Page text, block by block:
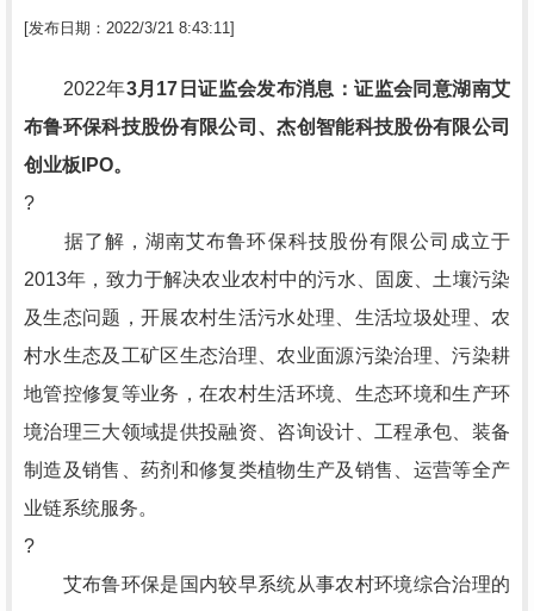
[发布日期：2022/3/21 8:43:11]
2022年3月17日证监会发布消息：证监会同意湖南艾
布鲁环保科技股份有限公司、杰创智能科技股份有限公司
创业板IPO。
?
据了解，湖南艾布鲁环保科技股份有限公司成立于
2013年，致力于解决农业农村中的污水、固废、土壤污染
及生态问题，开展农村生活污水处理、生活垃圾处理、农
村水生态及工矿区生态治理、农业面源污染治理、污染耕
地管控修复等业务，在农村生活环境、生态环境和生产环
境治理三大领域提供投融资、咨询设计、工程承包、装备
制造及销售、药剂和修复类植物生产及销售、运营等全产
业链系统服务。
?
艾布鲁环保是国内较早系统从事农村环境综合治理的